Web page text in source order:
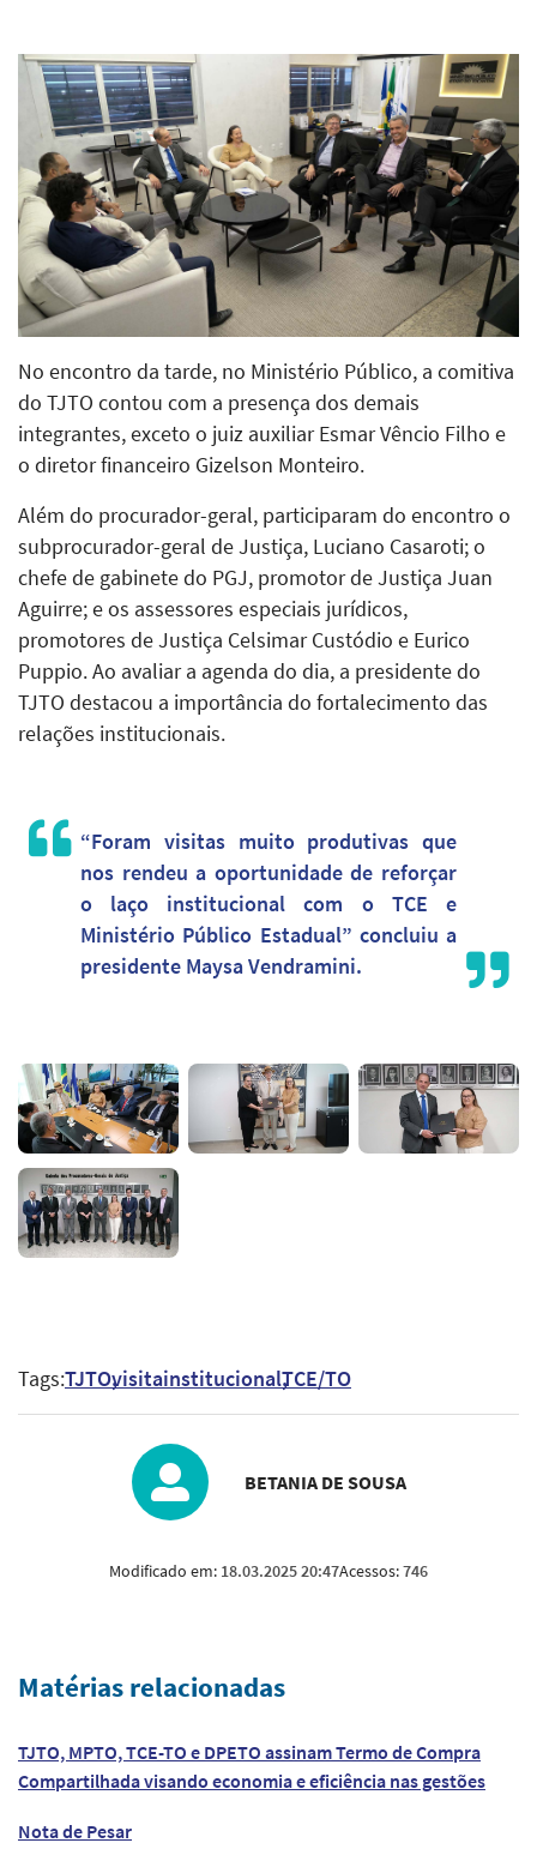
No encontro da tarde, no Ministério Público, a comitiva
do TJTO contou com a presença dos demais
integrantes, exceto o juiz auxiliar Esmar Vêncio Filho e
o diretor financeiro Gizelson Monteiro.
Além do procurador-geral, participaram do encontro o
subprocurador-geral de Justiça, Luciano Casaroti; o
chefe de gabinete do PGJ, promotor de Justiça Juan
Aguirre; e os assessores especiais jurídicos,
promotores de Justiça Celsimar Custódio e Eurico
Puppio. Ao avaliar a agenda do dia, a presidente do
TJTO destacou a importância do fortalecimento das
relações institucionais.
“Foram visitas muito produtivas que
nos rendeu a oportunidade de reforçar
o laço institucional com o TCE e
Ministério Público Estadual” concluiu a
presidente Maysa Vendramini.
Tags:TJTOvisitainstitucionalTCE/TO
BETANIA DE SOUSA
Modificado em: 18.03.2025 20:47Acessos:746
Matérias relacionadas
TJTO, MPTO, TCE-TO e DPETO assinam Termo de Compra
Compartilhada visando economia e eficiência nas gestões
Nota de Pesar